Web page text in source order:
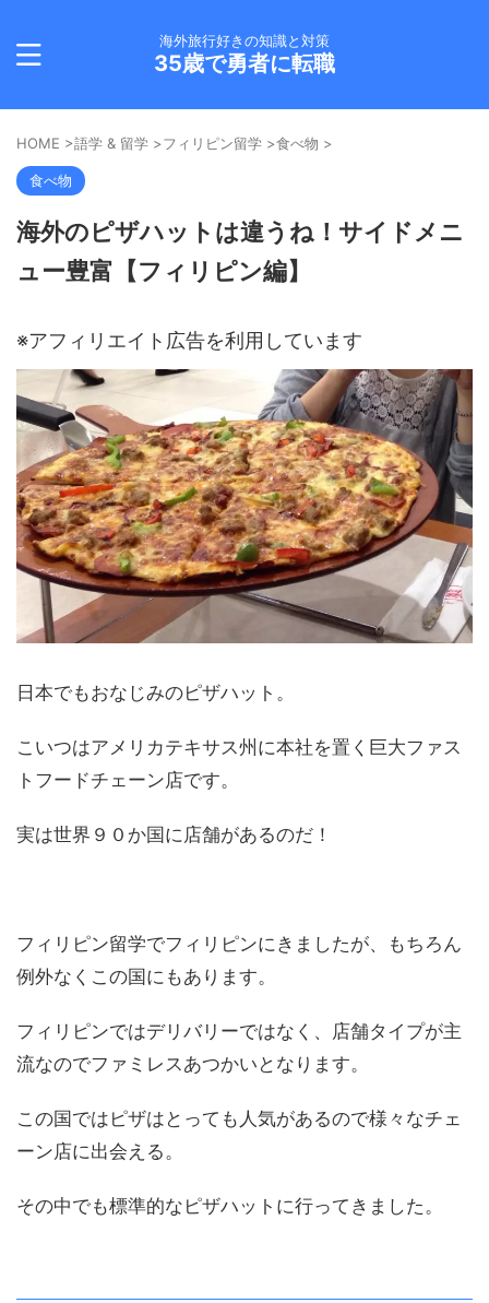
海外旅行好きの知識と対策
35歳で勇者に転職
HOME >語学 & 留学 >フィリピン留学 >食べ物 >
食べ物
海外のピザハットは違うね！サイドメニ
ュー豊富【フィリピン編】
※アフィリエイト広告を利用しています
日本でもおなじみのピザハット。
こいつはアメリカテキサス州に本社を置く巨大ファス
トフードチェーン店です。
実は世界９０か国に店舗があるのだ！
フィリピン留学でフィリピンにきましたが、もちろん
例外なくこの国にもあります。
フィリピンではデリバリーではなく、店舗タイプが主
流なのでファミレスあつかいとなります。
この国ではピザはとっても人気があるので様々なチェ
ーン店に出会える。
その中でも標準的なピザハットに行ってきました。